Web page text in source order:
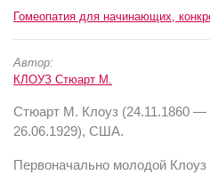
Гомеопатия для начинающих,
Автор:
КЛОУЗ Стюарт М.
Стюарт М. Клоуз (24.11.1860 —
26.06.1929), США.
Первоначально молодой Клоуз